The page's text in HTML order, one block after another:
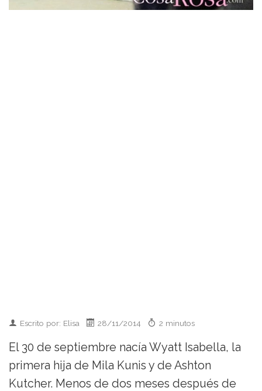
Escrito por: Elisa 28/11/2014 2 minutos
El 30 de septiembre nacía Wyatt Isabella, la
primera hija de Mila Kunis y de Ashton
Kutcher. Menos de dos meses después de